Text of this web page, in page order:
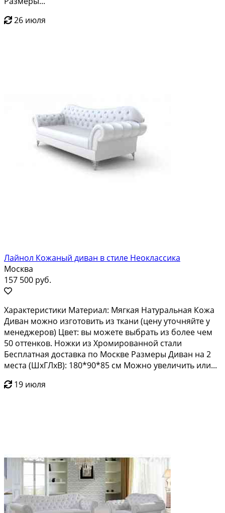
26 июля
Лайнол Кожаный диван в стиле Неоклассика
Москва
157 500 руб.
Характеристики Материал: Мягкая Натуральная Кожа
Диван можно изготовить из ткани (цену уточняйте у
менеджеров) Цвет: вы можете выбрать из более чем
50 оттенков. Ножки из Хромированной стали
Бесплатная доставка по Москве Размеры Диван на 2
места (ШхГЛхВ): 180*90*85 см Можно увеличить или...
19 июля